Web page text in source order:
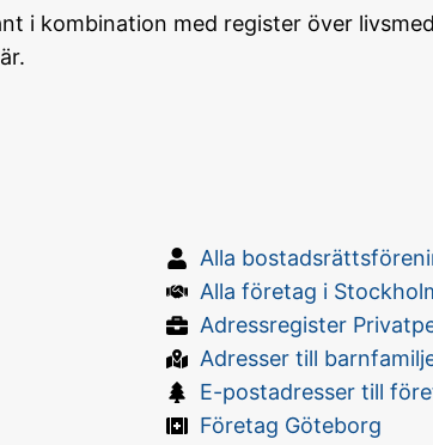
i kombination med register över
Alla
Alla företag i
Adressregister
Adresser till
E-postadresser till
Företag Göteborg